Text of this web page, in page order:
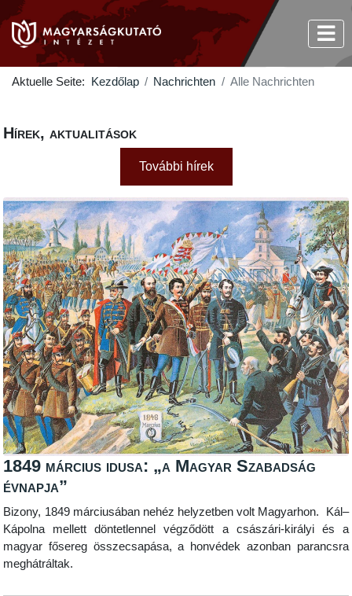
Aktuelle Seite: Kezdőlap Nachrichten Alle Nachrichten
Hírek, aktualitások
További hírek
1849 március idusa: „a Magyar Szabadság
évnapja”
Bizony, 1849 márciusában nehéz helyzetben volt Magyarhon. Kál–
Kápolna mellett döntetlennel végződött a császári-királyi és a
magyar fősereg összecsapása, a honvédek azonban parancsra
meghátráltak.